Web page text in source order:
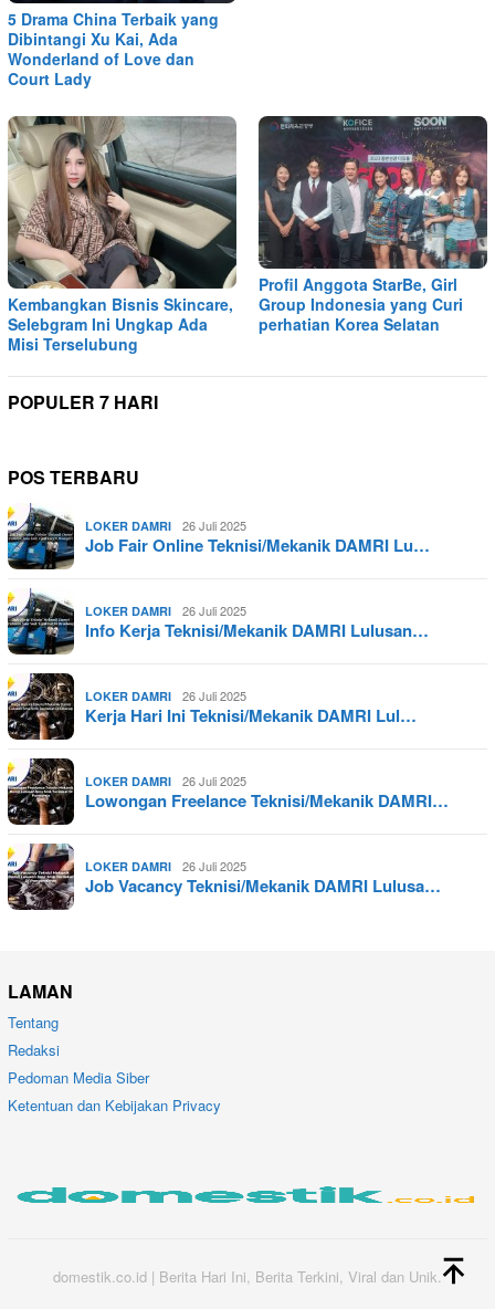
5 Drama China Terbaik yang
Dibintangi Xu Kai, Ada
Wonderland of Love dan
Court Lady
Kembangkan Bisnis Skincare,
Selebgram Ini Ungkap Ada
Misi Terselubung
Profil Anggota StarBe, Girl
Group Indonesia yang Curi
perhatian Korea Selatan
POPULER 7 HARI
POS TERBARU
LOKER DAMRI 26 Juli 2025
Job Fair Online Teknisi/Mekanik DAMRI Lu…
LOKER DAMRI 26 Juli 2025
Info Kerja Teknisi/Mekanik DAMRI Lulusan…
LOKER DAMRI 26 Juli 2025
Kerja Hari Ini Teknisi/Mekanik DAMRI Lul…
LOKER DAMRI 26 Juli 2025
Lowongan Freelance Teknisi/Mekanik DAMRI…
LOKER DAMRI 26 Juli 2025
Job Vacancy Teknisi/Mekanik DAMRI Lulusa…
LAMAN
Tentang
Redaksi
Pedoman Media Siber
Ketentuan dan Kebijakan Privacy
domestik.co.id | Berita Hari Ini, Berita Terkini, Viral dan Unik.